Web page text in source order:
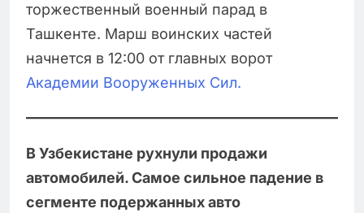
торжественный военный парад в
Ташкенте. Марш воинских частей
начнется в 12:00 от главных ворот
Академии Вооруженных Сил.
В Узбекистане рухнули продажи
автомобилей. Самое сильное падение в
сегменте подержанных авто